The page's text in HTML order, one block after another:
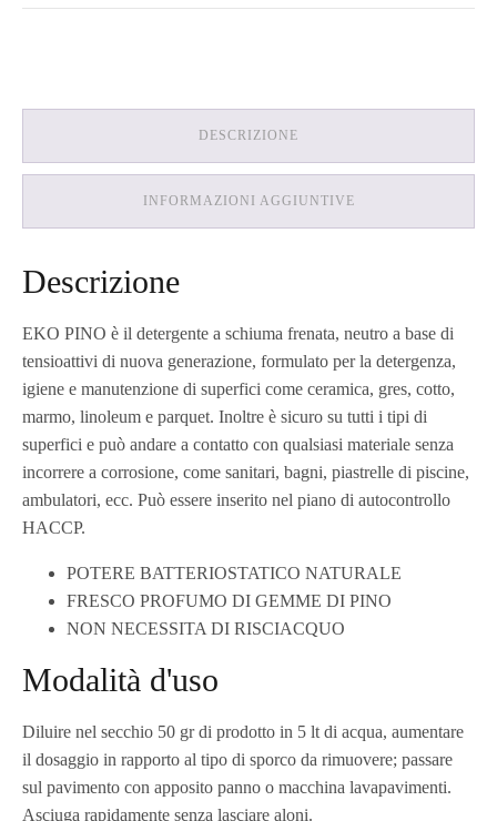
DESCRIZIONE
INFORMAZIONI AGGIUNTIVE
Descrizione
EKO PINO è il detergente a schiuma frenata, neutro a base di
tensioattivi di nuova generazione, formulato per la detergenza,
igiene e manutenzione di superfici come ceramica, gres, cotto,
marmo, linoleum e parquet. Inoltre è sicuro su tutti i tipi di
superfici e può andare a contatto con qualsiasi materiale senza
incorrere a corrosione, come sanitari, bagni, piastrelle di piscine,
ambulatori, ecc. Può essere inserito nel piano di autocontrollo
HACCP.
POTERE BATTERIOSTATICO NATURALE
FRESCO PROFUMO DI GEMME DI PINO
NON NECESSITA DI RISCIACQUO
Modalità d'uso
Diluire nel secchio 50 gr di prodotto in 5 lt di acqua, aumentare
il dosaggio in rapporto al tipo di sporco da rimuovere; passare
sul pavimento con apposito panno o macchina lavapavimenti.
Asciuga rapidamente senza lasciare aloni.